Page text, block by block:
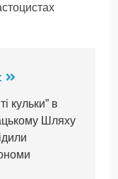
кульки” в
Шляху